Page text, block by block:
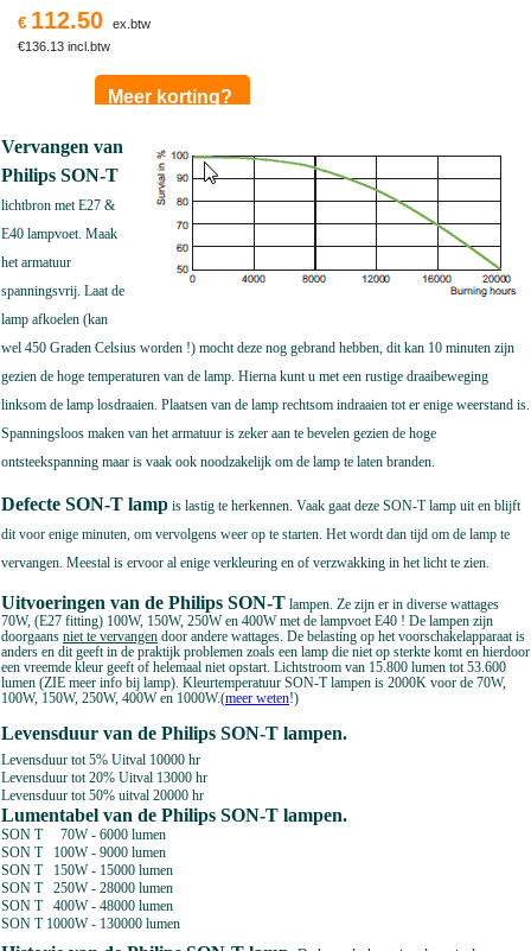
€ 112.50
ex.btw
€136.13 incl.btw
Meer korting?
Vervangen van
Philips SON-T
lichtbron met E27 &
E40 lampvoet. Maak
het armatuur
spanningsvrij. Laat de
lamp afkoelen (kan
wel 450 Graden Celsius worden !) mocht deze nog gebrand hebben, dit kan 10 minuten zijn
gezien de hoge temperaturen van de lamp. Hierna kunt u met een rustige draaibeweging
linksom de lamp losdraaien. Plaatsen van de lamp rechtsom indraaien tot er enige weerstand is.
Spanningsloos maken van het armatuur is zeker aan te bevelen gezien de hoge
ontsteekspanning maar is vaak ook noodzakelijk om de lamp te laten branden.
Defecte SON-T lamp is lastig te herkennen. Vaak gaat deze SON-T lamp uit en blijft
dit voor enige minuten, om vervolgens weer op te starten. Het wordt dan tijd om de lamp te
vervangen. Meestal is ervoor al enige verkleuring en of verzwakking in het licht te zien.
Uitvoeringen van de Philips SON-T lampen. Ze zijn er in diverse wattages
70W, (E27 fitting) 100W, 150W, 250W en 400W met de lampvoet E40 ! De lampen zijn
doorgaans niet te vervangen door andere wattages. De belasting op het voorschakelapparaat is
anders en dit geeft in de praktijk problemen zoals een lamp die niet op sterkte komt en hierdoor
een vreemde kleur geeft of helemaal niet opstart. Lichtstroom van 15.800 lumen tot 53.600
lumen (ZIE meer info bij lamp). Kleurtemperatuur SON-T lampen is 2000K voor de 70W,
100W, 150W, 250W, 400W en 1000W.(meer weten!)
Levensduur van de Philips SON-T lampen.
Levensduur tot 5% Uitval 10000 hr
Levensduur tot 20% Uitval 13000 hr
Levensduur tot 50% uitval 20000 hr
Lumentabel van de Philips SON-T lampen.
SON T 70W - 6000 lumen
SON T 100W - 9000 lumen
SON T 150W - 15000 lumen
SON T 250W - 28000 lumen
SON T 400W - 48000 lumen
SON T 1000W - 130000 lumen